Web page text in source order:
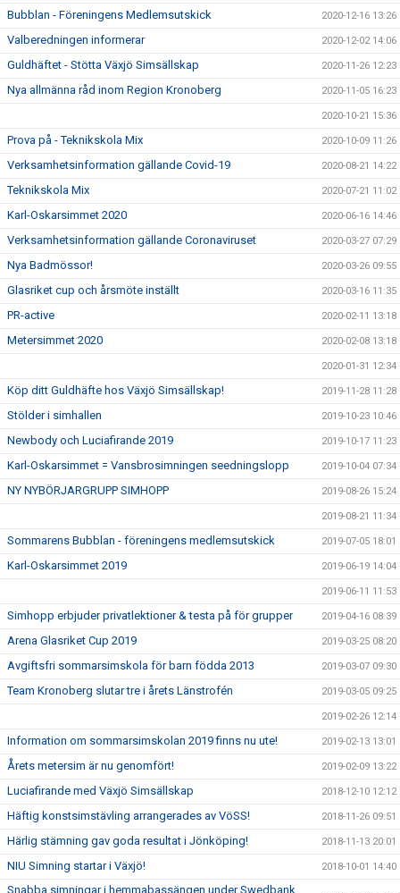
Bubblan - Föreningens Medlemsutskick 2020-12-16 13:26
Valberedningen informerar 2020-12-02 14:06
Guldhäftet - Stötta Växjö Simsällskap 2020-11-26 12:23
Nya allmänna råd inom Region Kronoberg 2020-11-05 16:23
2020-10-21 15:36
Prova på - Teknikskola Mix 2020-10-09 11:26
Verksamhetsinformation gällande Covid-19 2020-08-21 14:22
Teknikskola Mix 2020-07-21 11:02
Karl-Oskarsimmet 2020 2020-06-16 14:46
Verksamhetsinformation gällande Coronaviruset 2020-03-27 07:29
Nya Badmössor! 2020-03-26 09:55
Glasriket cup och årsmöte inställt 2020-03-16 11:35
PR-active 2020-02-11 13:18
Metersimmet 2020 2020-02-08 13:18
2020-01-31 12:34
Köp ditt Guldhäfte hos Växjö Simsällskap! 2019-11-28 11:28
Stölder i simhallen 2019-10-23 10:46
Newbody och Luciafirande 2019 2019-10-17 11:23
Karl-Oskarsimmet = Vansbrosimningen seedningslopp 2019-10-04 07:34
NY NYBÖRJARGRUPP SIMHOPP 2019-08-26 15:24
2019-08-21 11:34
Sommarens Bubblan - föreningens medlemsutskick 2019-07-05 18:01
Karl-Oskarsimmet 2019 2019-06-19 14:04
2019-06-11 11:53
Simhopp erbjuder privatlektioner & testa på för grupper 2019-04-16 08:39
Arena Glasriket Cup 2019 2019-03-25 08:20
Avgiftsfri sommarsimskola för barn födda 2013 2019-03-07 09:30
Team Kronoberg slutar tre i årets Länstrofén 2019-03-05 09:25
2019-02-26 12:14
Information om sommarsimskolan 2019 finns nu ute! 2019-02-13 13:01
Årets metersim är nu genomfört! 2019-02-09 13:22
Luciafirande med Växjö Simsällskap 2018-12-10 12:12
Häftig konstsimstävling arrangerades av VöSS! 2018-11-26 09:51
Härlig stämning gav goda resultat i Jönköping! 2018-11-13 20:01
NIU Simning startar i Växjö! 2018-10-01 14:40
Snabba simningar i hemmabassängen under Swedbank